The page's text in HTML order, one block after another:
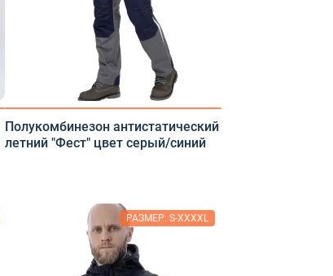
Полукомбинезон антистатический
летний "Фест" цвет серый/синий
РАЗМЕР: S-XXXXL